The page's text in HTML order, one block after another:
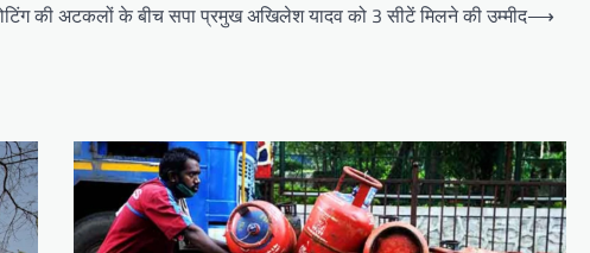
की अटकलों के बीच सपा प्रमुख अखिलेश यादव को 3 सीटें मिलने की उम्मीद⟶